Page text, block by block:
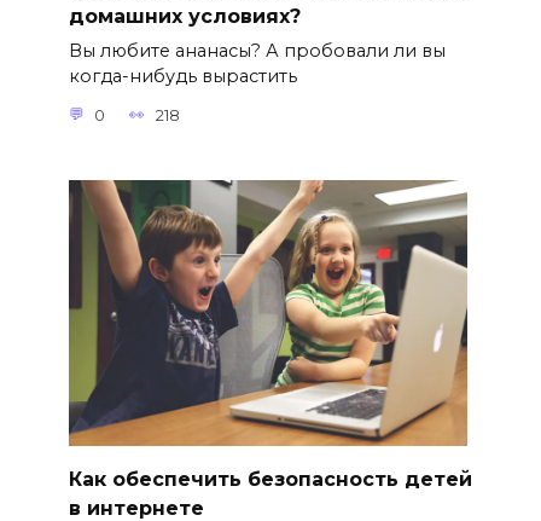
домашних условиях?
Вы любите ананасы? А пробовали ли вы
когда-нибудь вырастить
0 218
Как обеспечить безопасность детей
в интернете